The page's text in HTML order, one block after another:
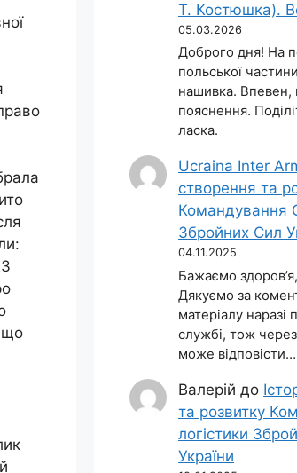
що
Т. Костюшка).
05.03.2026
Доброго дня! На
польської
нашивка. Впевен,
пояснення.
ласка.
Ucraina Inter
створення та
Командування
Збройних Сил
04.11.2025
Бажаємо
Дякуємо за
матеріалу наразі
службі, тож
може відповісти…
Валерій до
та розвитку
логістики
України